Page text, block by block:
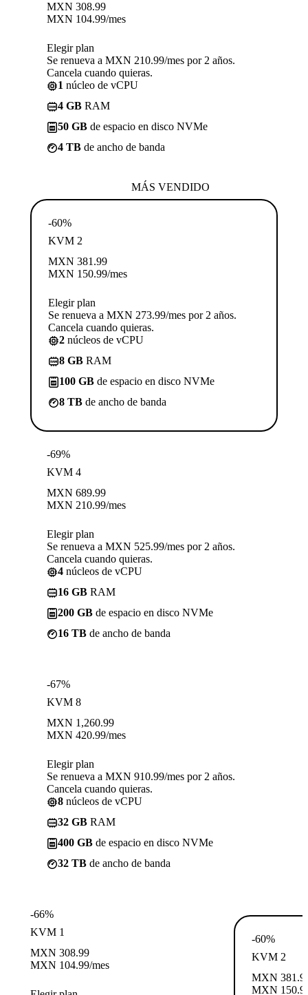
MXN 308.99
MXN 104.99/mes
Elegir plan
Se renueva a MXN 210.99/mes por 2 años.
Cancela cuando quieras.
1 núcleo de vCPU
4 GB RAM
50 GB de espacio en disco NVMe
4 TB de ancho de banda
MÁS VENDIDO
-60%
KVM 2
MXN 381.99
MXN 150.99/mes
Elegir plan
Se renueva a MXN 273.99/mes por 2 años.
Cancela cuando quieras.
2 núcleos de vCPU
8 GB RAM
100 GB de espacio en disco NVMe
8 TB de ancho de banda
-69%
KVM 4
MXN 689.99
MXN 210.99/mes
Elegir plan
Se renueva a MXN 525.99/mes por 2 años.
Cancela cuando quieras.
4 núcleos de vCPU
16 GB RAM
200 GB de espacio en disco NVMe
16 TB de ancho de banda
-67%
KVM 8
MXN 1,260.99
MXN 420.99/mes
Elegir plan
Se renueva a MXN 910.99/mes por 2 años.
Cancela cuando quieras.
8 núcleos de vCPU
32 GB RAM
400 GB de espacio en disco NVMe
32 TB de ancho de banda
-66%
KVM 1
MXN 308.99
MXN 104.99/mes
-60%
KVM 2
MXN
MXN